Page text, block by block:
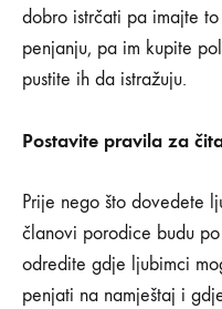
dobro istrčati pa imajte
penjanju, pa im kupite
pustite ih da istražuju.
Postavite pravila za
Prije nego što dovedete
članovi porodice budu
odredite gdje ljubimci
penjati na namještaj i